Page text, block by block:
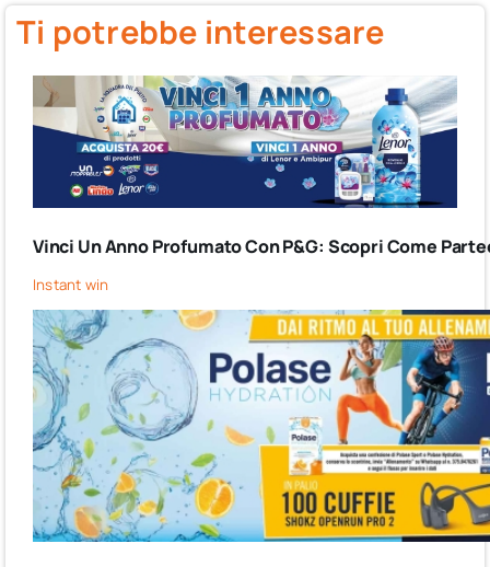
Ti potrebbe interessare
Vinci Un Anno Profumato Con P&G: Scopri Come
Instant win